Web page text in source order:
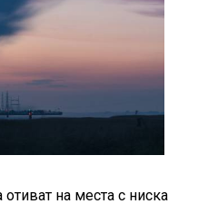
отиват на места с ниска